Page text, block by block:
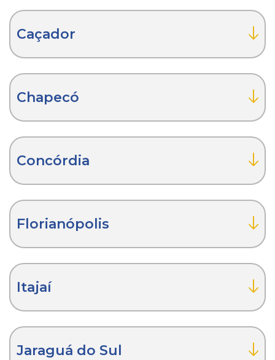
Caçador
Chapecó
Concórdia
Florianópolis
Itajaí
Jaraguá do Sul